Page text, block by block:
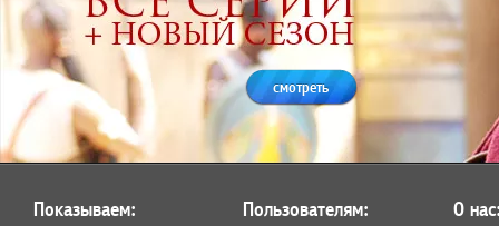
смотреть
Показываем: Пользователям: О